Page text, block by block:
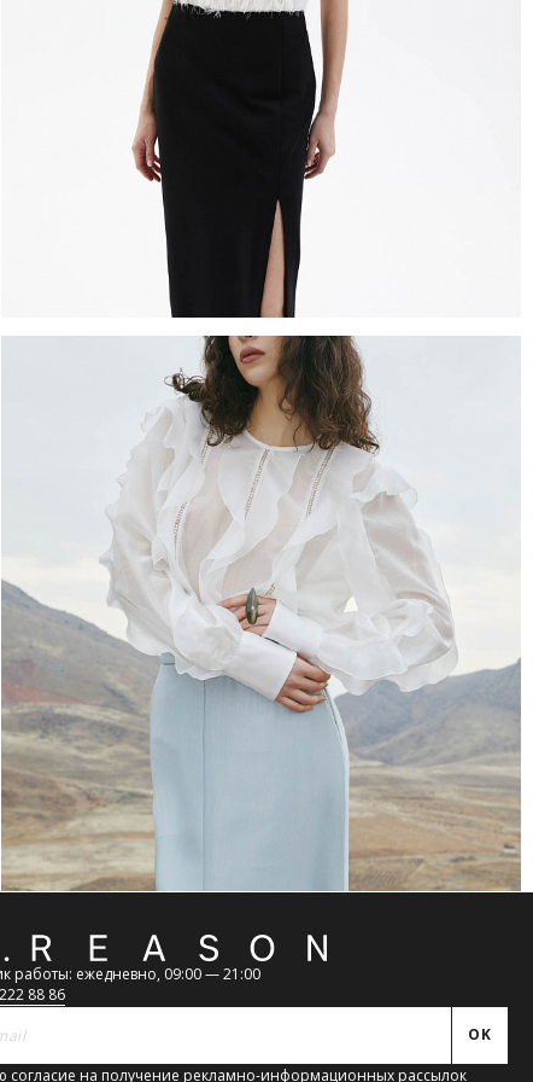
работы: ежедневно, 09:00 — 21:00
88 86
OK
согласие на получение рекламно-информационных рассылок
только по предоплате 100% на
за нарушение сроков доставки